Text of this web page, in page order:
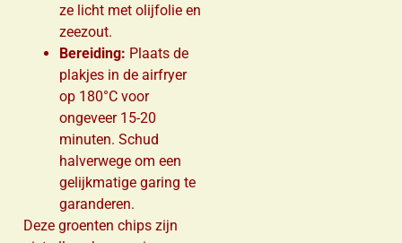
ze licht met olijfolie en
zeezout.
Bereiding: Plaats de
plakjes in de airfryer
op 180°C voor
ongeveer 15-20
minuten. Schud
halverwege om een
gelijkmatige garing te
garanderen.
Deze groenten chips zijn